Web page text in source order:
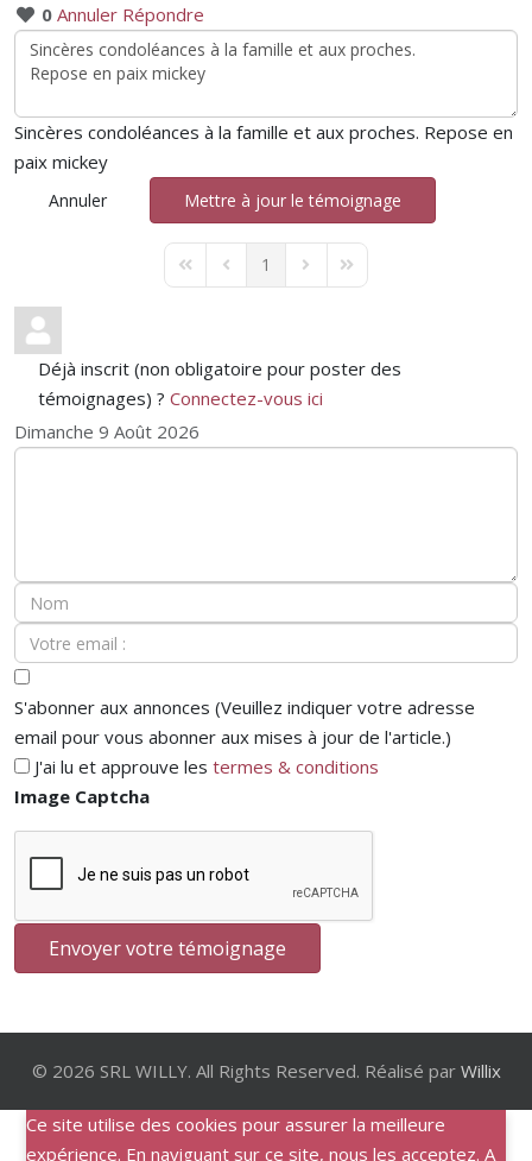
0 Annuler Répondre
Sincères condoléances à la famille et aux proches. Repose en
paix mickey
Annuler Mettre à jour le témoignage
First PagePrevious Page
1 Next PageLast Page
Déjà inscrit (non obligatoire pour poster des
témoignages) ? Connectez-vous ici
Dimanche 9 Août 2026
S'abonner aux annonces (Veuillez indiquer votre adresse
email pour vous abonner aux mises à jour de l'article.)
J'ai lu et approuve les termes & conditions
Image Captcha
Envoyer votre témoignage
© 2026 SRL WILLY. All Rights Reserved. Réalisé par Willix
Ce site utilise des cookies pour assurer la meilleure
expérience. En naviguant sur ce site, nous les acceptez. A